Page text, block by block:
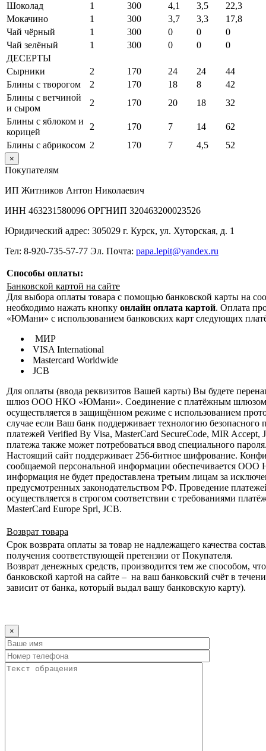
Шоколад
1 300 4,1 3,5
22,3
Мокачино
1 300 3,7 3,3
17,8
Чай чёрный
1 300 0 0
0
Чай зелёный
1 300 0 0
0
ДЕСЕРТЫ
Сырники
2 170 24 24
44
Блины с творогом
2 170 18 8
42
Блины с ветчиной
и сыром
2 170 20 18
32
Блины с яблоком и
корицей
2 170 7 14
62
Блины с абрикосом 2 170 7 4,5 52
×
Покупателям
ИП Житников Антон Николаевич
ИНН 463231580096 ОРГНИП 320463200023526
Юридический адрес: 305029 г. Курск, ул. Хуторская, д. 1
Тел: 8-920-735-57-77 Эл. Почта: papa.lepit@yandex.ru
Способы оплаты:
Банковской картой на сайте
Для выбора оплаты товара с помощью банковской карты на
необходимо нажать кнопку онлайн оплата картой. Оплата
«ЮМани» с использованием банковских карт следующих
МИР
VISA International
Mastercard Worldwide
JCB
Для оплаты (ввода реквизитов Вашей карты) Вы будете
шлюз ООО НКО «ЮМани». Соединение с платёжным шлюзом
осуществляется в защищённом режиме с использованием
случае если Ваш банк поддерживает технологию безопасного
платежей Verified By Visa, MasterCard SecureCode, MIR Accept,
платежа также может потребоваться ввод специального
Настоящий сайт поддерживает 256-битное шифрование.
сообщаемой персональной информации обеспечивается
информация не будет предоставлена третьим лицам за
предусмотренных законодательством РФ. Проведение
осуществляется в строгом соответствии с требованиями
MasterCard Europe Sprl, JCB.
Возврат товара
Срок возврата оплаты за товар не надлежащего качества
получения соответствующей претензии от Покупателя.
Возврат денежных средств, производится тем же способом,
банковской картой на сайте – на ваш банковский счёт в
зависит от банка, который выдал вашу банковскую карту).
×